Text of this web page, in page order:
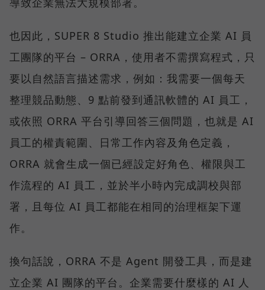
也因此，SUPER 8 Studio 推出能建立企業 AI 員
工團隊的平台 – ORRA，使用者不需撰寫程式，只
要以自然語言描述需求，例如：我需要一個每天
整理競品動態、9 點前發到通訊軟體的 AI 員工，
或依照 ORRA 平台引導回答三個問題，也就是 AI
員工的權責範圍、日常工作內容及角色定義，
ORRA 就會生成一個已經設定好角色、權限與工
作流程的 AI 員工，並於半小時內完成調校與部
署，且每位 AI 員工都能在相同的治理框架下運
作。
換句話說，ORRA 不是 Agent 開發工具，而是建
立企業 AI 團隊的平台。企業需要什麼樣的 AI 人